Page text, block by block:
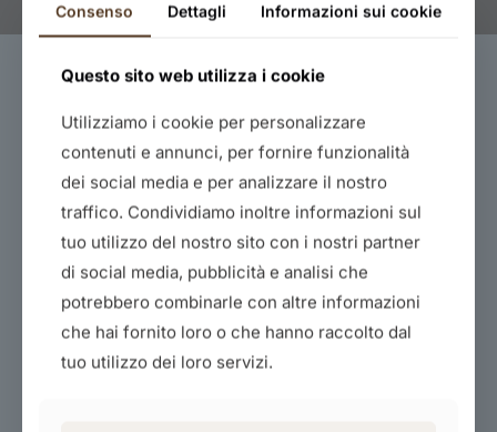
Rspp – datore di lavoro – rischio basso
120,00€
Acquista il corso
Consenso Dettagli Informazioni sui cookie
Questo sito web utilizza i cookie
Utilizziamo i cookie per personalizzare
contenuti e annunci, per fornire funzionalità
dei social media e per analizzare il nostro
traffico. Condividiamo inoltre informazioni sul
tuo utilizzo del nostro sito con i nostri partner
di social media, pubblicità e analisi che
potrebbero combinarle con altre informazioni
che hai fornito loro o che hanno raccolto dal
tuo utilizzo dei loro servizi.